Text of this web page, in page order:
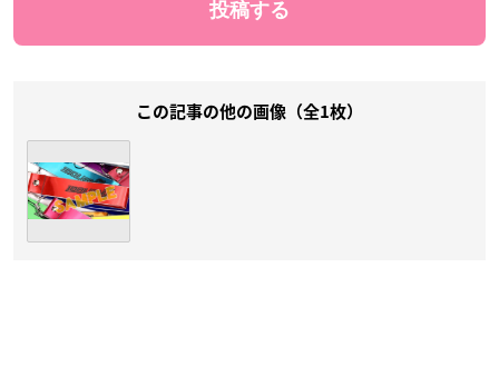
この記事の他の画像（全1枚）